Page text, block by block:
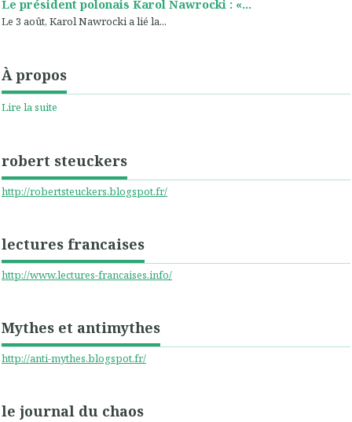
Le président polonais Karol Nawrocki : «...
Le 3 août, Karol Nawrocki a lié la...
À propos
Lire la suite
robert steuckers
http://robertsteuckers.blogspot.fr/
lectures francaises
http://www.lectures-francaises.info/
Mythes et antimythes
http://anti-mythes.blogspot.fr/
le journal du chaos